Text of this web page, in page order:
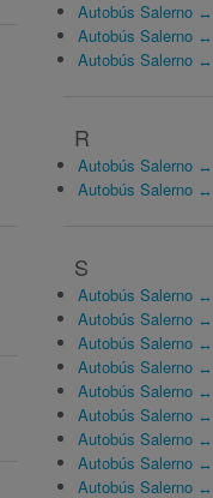
Autobús Salerno
Autobús Salerno
Autobús Salerno
R
Autobús Salerno
Autobús Salerno
S
Autobús Salerno
Autobús Salerno
Autobús Salerno
Autobús Salerno
Autobús Salerno
Autobús Salerno
Autobús Salerno
Autobús Salerno
Autobús Salerno